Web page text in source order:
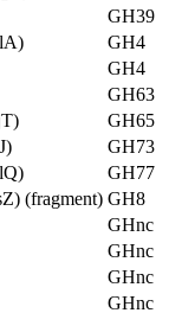
GH39
GH4
GH4
GH63
GH65
GH73
GH77
(fragment) GH8
GHnc
GHnc
GHnc
GHnc